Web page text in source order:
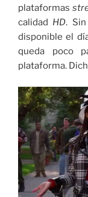
plataformas
calidad HD.
disponible el
queda poco
plataforma.